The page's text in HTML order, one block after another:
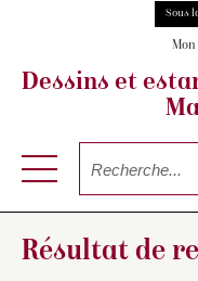
Sous
Dessins et
Résultat de